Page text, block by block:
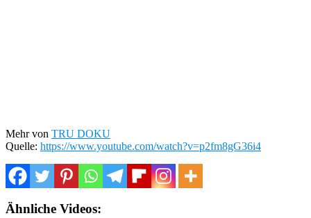
Mehr von TRU DOKU
Quelle: https://www.youtube.com/watch?v=p2fm8gG36i4
Ähnliche Videos: